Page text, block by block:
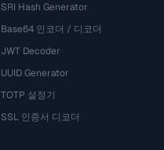
SRI Hash Generator
Base64 인코더 / 디코더
JWT Decoder
UUID Generator
TOTP 설정기
SSL 인증서 디코더